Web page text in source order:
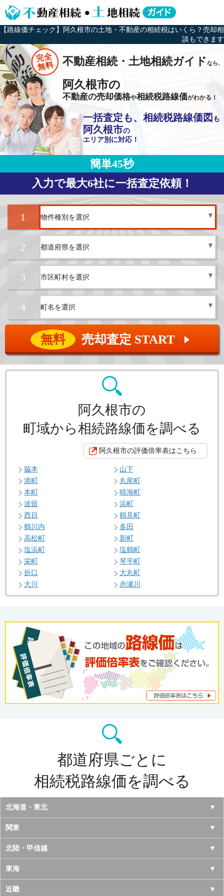
【路線価チェック】阿久根市の土地・不動産の相続税はいくら？売却相
談もできます
完全
無料 不動産相続・土地相続ガイドなら、
阿久根市の
不動産の売却価格や相続税路線価がわかる！
一括査定も、相続税路線価図 も
阿久根市の
エリア別に対応！
簡単45秒
入力で最大6社に一括査定依頼！
1
2
3
4
無料 売却査定 START ▲
阿久根市の
町域から相続路線価を調べる
阿久根市の評価倍率表はこちら
脇本
山下
港町
丸尾町
本町
晴海町
波留
浜町
西目
鶴見町
鶴川内
多田
高松町
新町
塩浜町
塩鶴町
栄町
琴平町
折口
大丸町
大川
赤瀬川
都道府県ごとに
相続税路線価を調べる
北海道・東北
北海道
青森県
岩手県
宮城県
関東
東京都
神奈川県
千葉県
北陸・甲信越
山梨県
長野県
東海
愛知県
近畿